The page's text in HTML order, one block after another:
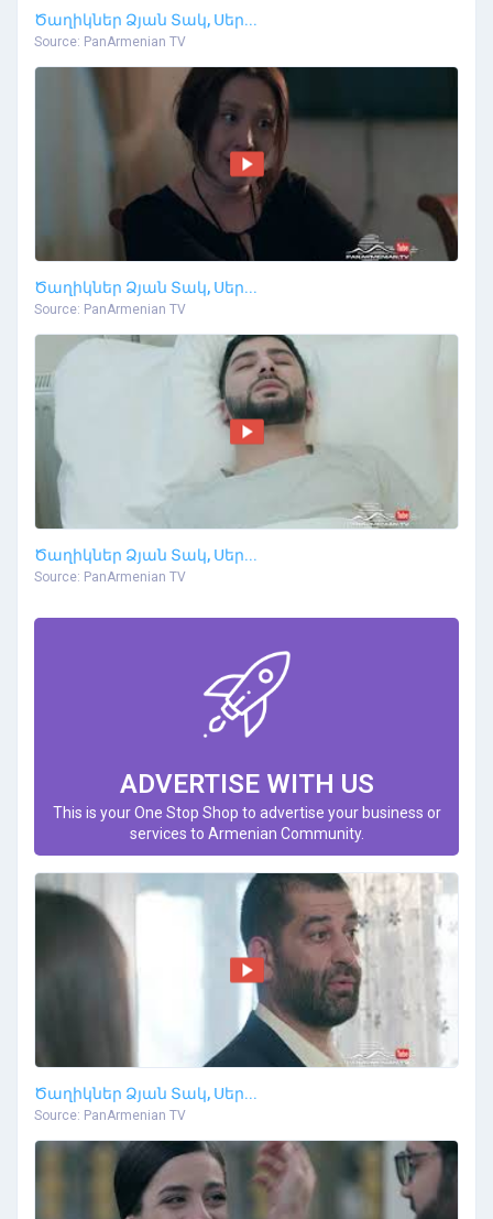
Ծաղիկներ Ձյան Տակ, Սեր...
Source: PanArmenian TV
Ծաղիկներ Ձյան Տակ, Սեր...
Source: PanArmenian TV
Ծաղիկներ Ձյան Տակ, Սեր...
Source: PanArmenian TV
ADVERTISE WITH US
This is your One Stop Shop to advertise your business or
services to Armenian Community.
Ծաղիկներ Ձյան Տակ, Սեր...
Source: PanArmenian TV